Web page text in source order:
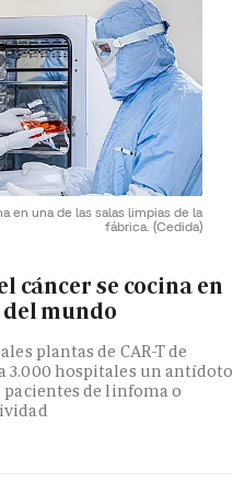
en una de las salas limpias de la
fábrica. (Cedida)
cáncer se cocina en
mundo
plantas de CAR-T de
3.000 hospitales un antídoto
de linfoma o